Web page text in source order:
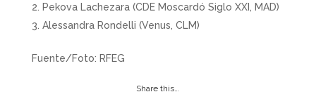
Pekova Lachezara (CDE Moscardó Siglo XXI, MAD)
Alessandra Rondelli (Venus, CLM)
Fuente/Foto: RFEG
Share this…